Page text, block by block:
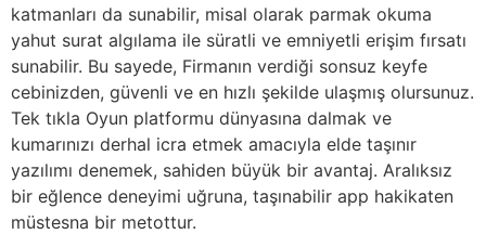
katmanları da sunabilir, misal olarak parmak okuma
yahut surat algılama ile süratli ve emniyetli erişim fırsatı
sunabilir. Bu sayede, Firmanın verdiği sonsuz keyfe
cebinizden, güvenli ve en hızlı şekilde ulaşmış olursunuz.
Tek tıkla Oyun platformu dünyasına dalmak ve
kumarınızı derhal icra etmek amacıyla elde taşınır
yazılımı denemek, sahiden büyük bir avantaj. Aralıksız
bir eğlence deneyimi uğruna, taşınabilir app hakikaten
müstesna bir metottur.